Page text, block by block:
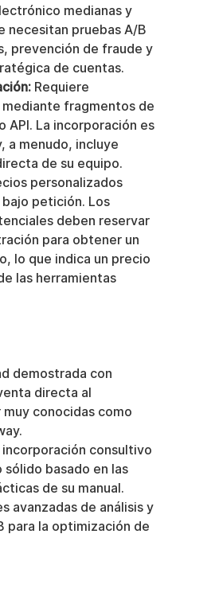
medianas y
necesitan pruebas A/B
prevención de fraude y
de cuentas.
Requiere
fragmentos de
API. La incorporación es
a menudo, incluye
de su equipo.
personalizados
petición. Los
deben reservar
para obtener un
lo que indica un precio
las herramientas
demostrada con
directa al
muy conocidas como
consultivo
basado en las
de su manual.
avanzadas de análisis y
para la optimización de